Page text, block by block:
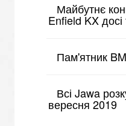
Майбутнє
Enfield KX
Пам'ятник
Всі Jawa
вересня 2019